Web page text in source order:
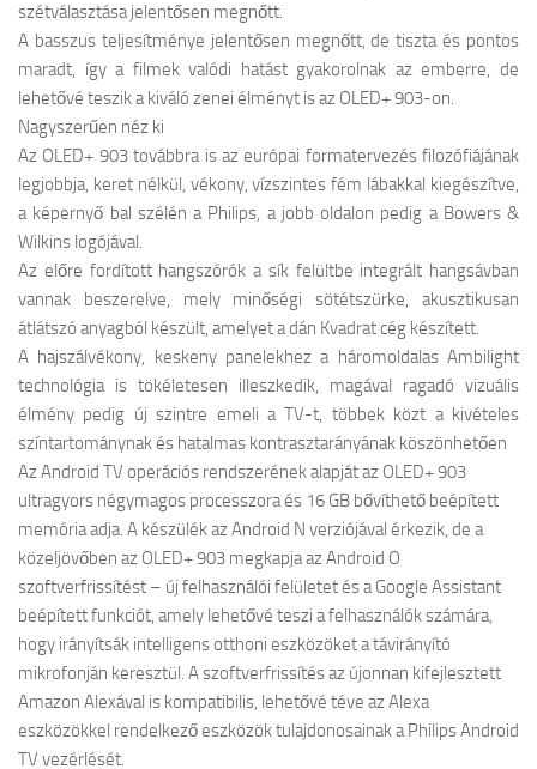
szétválasztása jelentősen megnőtt.
A basszus teljesítménye jelentősen megnőtt, de tiszta és pontos
maradt, így a filmek valódi hatást gyakorolnak az emberre, de
lehetővé teszik a kiváló zenei élményt is az OLED+ 903-on.
Nagyszerűen néz ki
Az OLED+ 903 továbbra is az európai formatervezés filozófiájának
legjobbja, keret nélkül, vékony, vízszintes fém lábakkal kiegészítve,
a képernyő bal szélén a Philips, a jobb oldalon pedig a Bowers &
Wilkins logójával.
Az előre fordított hangszórók a sík felültbe integrált hangsávban
vannak beszerelve, mely minőségi sötétszürke, akusztikusan
átlátszó anyagból készült, amelyet a dán Kvadrat cég készített.
A hajszálvékony, keskeny panelekhez a háromoldalas Ambilight
technológia is tökéletesen illeszkedik, magával ragadó vizuális
élmény pedig új szintre emeli a TV-t, többek közt a kivételes
színtartománynak és hatalmas kontrasztarányának köszönhetően
Az Android TV operációs rendszerének alapját az OLED+ 903
ultragyors négymagos processzora és 16 GB bővíthető beépített
memória adja. A készülék az Android N verziójával érkezik, de a
közeljövőben az OLED+ 903 megkapja az Android O
szoftverfrissítést – új felhasználói felületet és a Google Assistant
beépített funkciót, amely lehetővé teszi a felhasználók számára,
hogy irányítsák intelligens otthoni eszközöket a távirányító
mikrofonján keresztül. A szoftverfrissítés az újonnan kifejlesztett
Amazon Alexával is kompatibilis, lehetővé téve az Alexa
eszközökkel rendelkező eszközök tulajdonosainak a Philips Android
TV vezérlését.